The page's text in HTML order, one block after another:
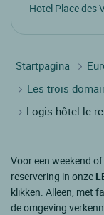
Hotel Place des
Startpagina
Les trois
Logis hôtel le
Voor een weekend
reservering in onze
klikken. Alleen, met
de omgeving